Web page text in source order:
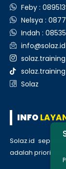
Feby :
Nelsya :
Indah :
info@solaz.id
solaz.training
solaz.training
Solaz
INFO
Solaz.id
adalah prioritas